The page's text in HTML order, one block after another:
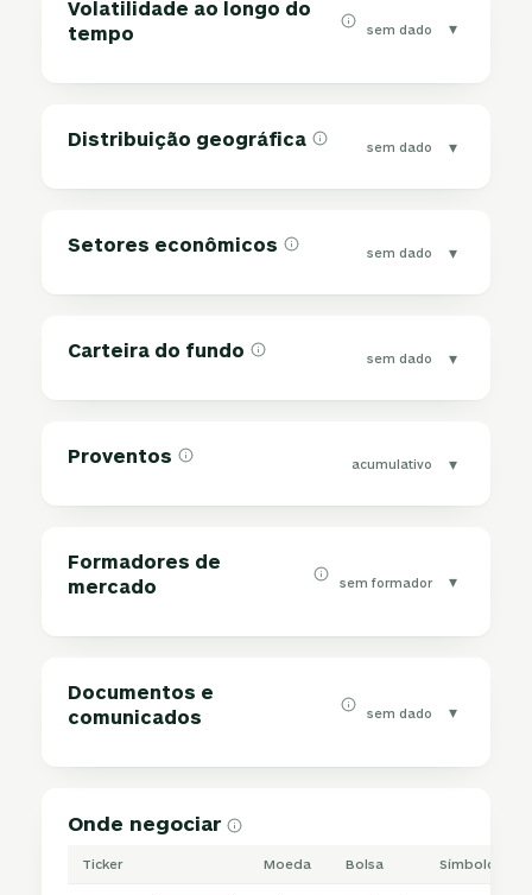
Volatilidade ao longo do
tempo
sem dado ▾
Distribuição geográfica sem dado ▾
Setores econômicos sem dado ▾
Carteira do fundo sem dado ▾
Proventos acumulativo ▾
Formadores de
mercado
sem formador ▾
Documentos e
comunicados
sem dado ▾
Onde negociar
Ticker Moeda Bolsa Símbolo